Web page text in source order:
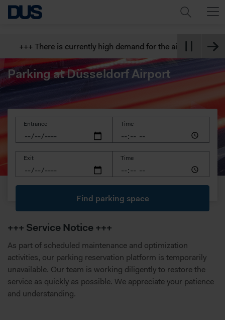
+++ There is currently high demand for the airport's
Parking at Düsseldorf Airport
Entrance Time
Exit Time
Find parking space
+++ Service Notice +++
As part of scheduled maintenance and optimization
activities, our parking reservation platform is temporarily
unavailable. Our team is working diligently to restore the
service as quickly as possible. We appreciate your patience
and understanding.